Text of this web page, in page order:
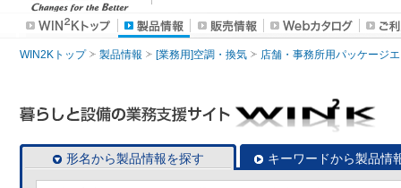
WIN2Kトップ 製品情報 [業務用]空調・換気 店舗・事務所用パッケージ
形名から製品情報を探す キーワードから製品情